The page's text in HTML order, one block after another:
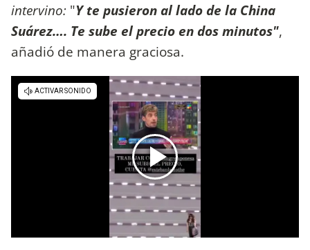
intervino: "Y te pusieron al lado de la China
Suárez…. Te sube el precio en dos minutos",
añadió de manera graciosa.